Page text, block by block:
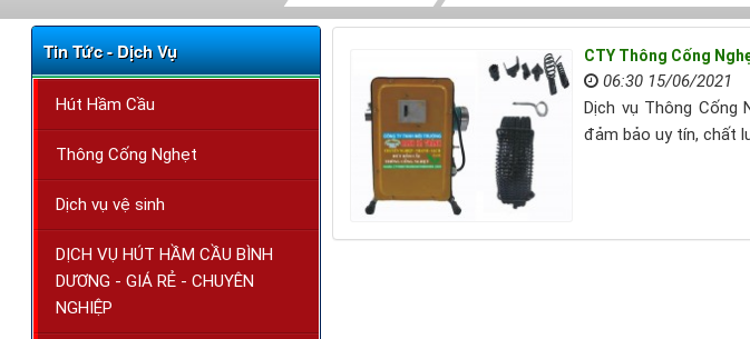
CTY Thông Cống
06:30 15/06/2021
Dịch vụ Thông Cống
đảm bảo uy tín, chất
Tin Tức - Dịch Vụ
Hút Hầm Cầu
Thông Cống Nghẹt
Dịch vụ vệ sinh
DỊCH VỤ HÚT HẦM CẦU BÌNH
DƯƠNG - GIÁ RẺ - CHUYÊN
NGHIỆP